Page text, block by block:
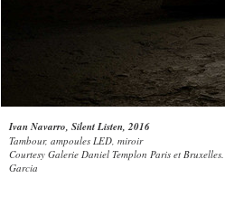
Ivan Navarro, Silent Listen, 2016
Tambour, ampoules LED, miroir
Courtesy Galerie Daniel Templon Paris et
Garcia